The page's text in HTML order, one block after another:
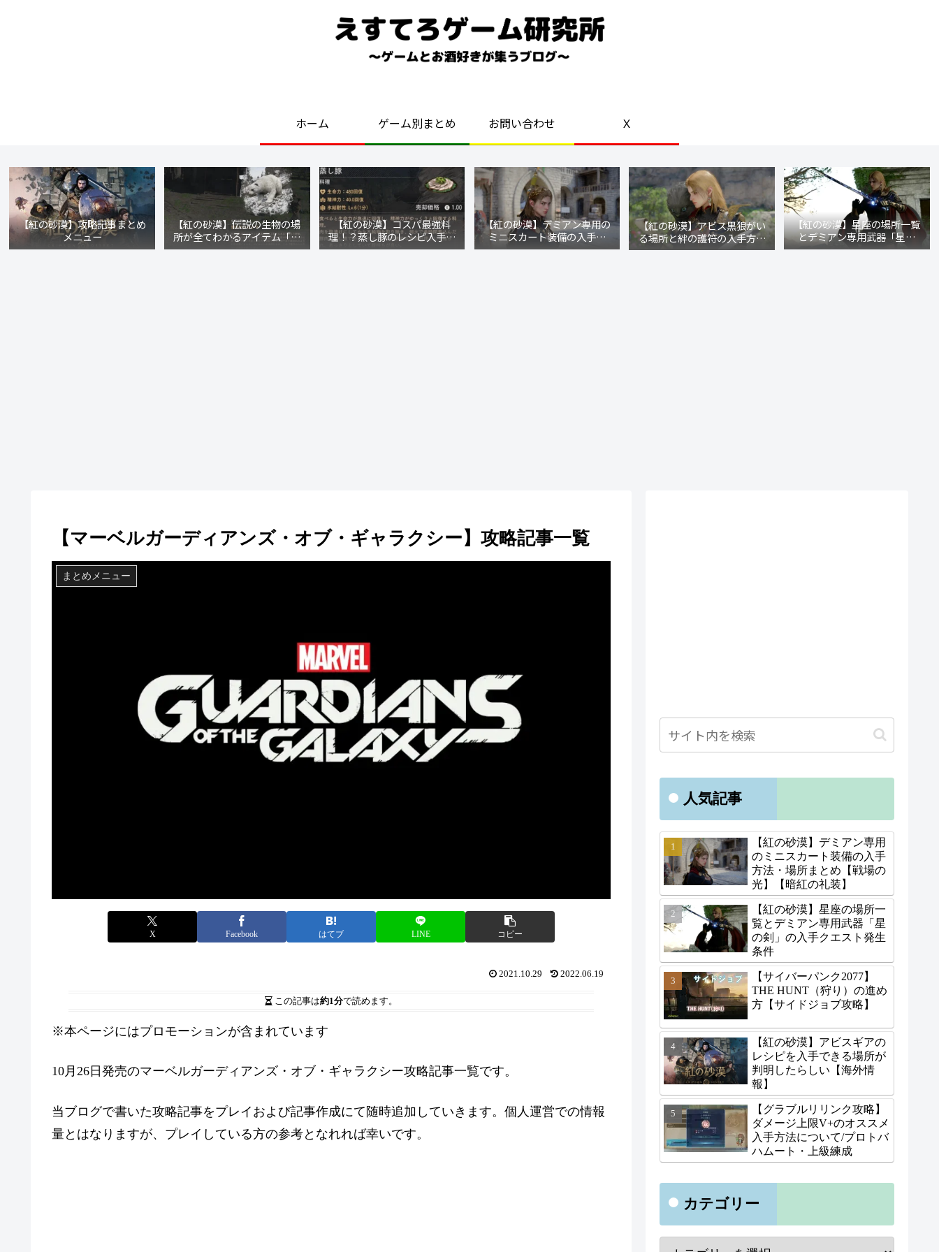
ホーム ゲーム別まとめ お問い合わせ Ｘ
【紅の砂漠】攻略記事まとめ
メニュー
【紅の砂漠】伝説の生物の場
所が全てわかるアイテム「リ
ブルの魂」の入手方法
【紅の砂漠】コスパ最強料
理！？蒸し豚のレシピ入手方
法と作り方
【紅の砂漠】デミアン専用の
ミニスカート装備の入手方
法・場所まとめ【戦場の光】
【紅の砂漠】アビス黒狼がい
る場所と絆の護符の入手方法
【レイシーの秘密商店】
【紅の砂漠】星座の場所一覧
とデミアン専用武器「星の
剣」の入手クエスト発生条件
【マーベルガーディアンズ・オブ・ギャラクシー】攻略記事一覧
まとめメニュー
X Facebook はてブ LINE コピー
2021.10.29 2022.06.19
この記事は約1分で読めます。
※本ページにはプロモーションが含まれています
10月26日発売のマーベルガーディアンズ・オブ・ギャラクシー攻略記事一覧です。
当ブログで書いた攻略記事をプレイおよび記事作成にて随時追加していきます。個人運営での情報
量とはなりますが、プレイしている方の参考となれれば幸いです。
人気記事
【紅の砂漠】デミアン専用
のミニスカート装備の入手
方法・場所まとめ【戦場の
光】【暗紅の礼装】
【紅の砂漠】星座の場所一
覧とデミアン専用武器「星
の剣」の入手クエスト発生
条件
【サイバーパンク2077】
THE HUNT（狩り）の進め
方【サイドジョブ攻略】
【紅の砂漠】アビスギアの
レシピを入手できる場所が
判明したらしい【海外情
報】
【グラブルリリンク攻略】
ダメージ上限V+のオススメ
入手方法について/プロトバ
ハムート・上級練成
カテゴリー